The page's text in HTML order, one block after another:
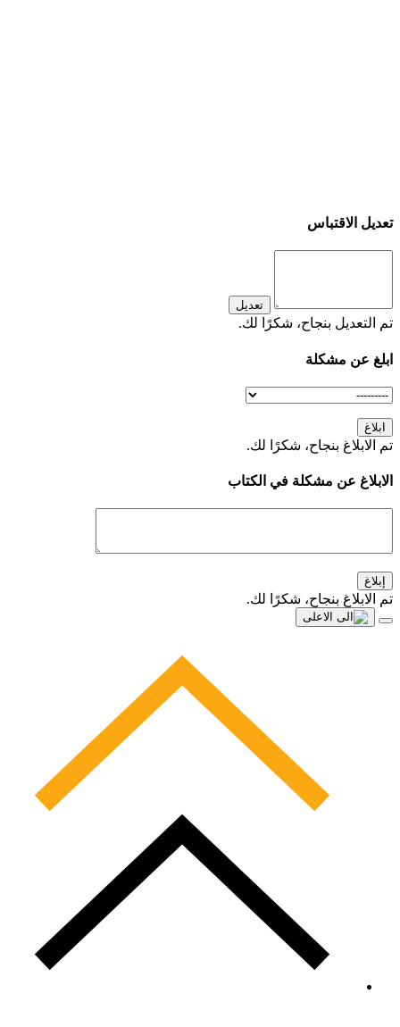
تعديل الاقتباس
تعديل
تم التعديل بنجاح، شكرًا لك.
ابلغ عن مشكلة
ابلاغ
تم الابلاغ بنجاح، شكرًا لك.
الابلاغ عن مشكلة في الكتاب
إبلاغ
تم الابلاغ بنجاح، شكرًا لك.